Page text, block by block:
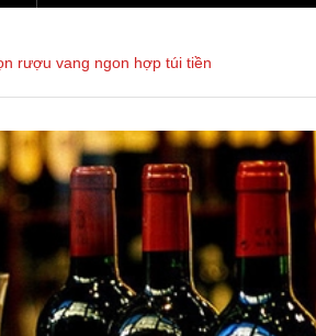
rượu vang ngon hợp túi tiền